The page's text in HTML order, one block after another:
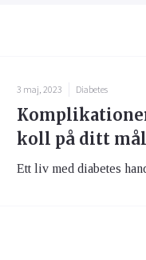
3 maj, 2023 Diabetes
koll på ditt
Ett liv med diabetes